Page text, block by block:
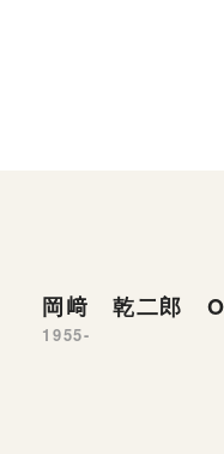
岡﨑 乾二郎
1955-